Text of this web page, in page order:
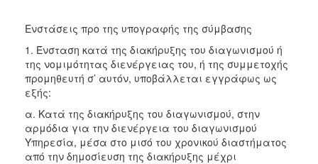
Ενστάσεις προ της υπογραφής της σύμβασης
1. Ένσταση κατά της διακήρυξης του διαγωνισμού ή
της νομιμότητας διενέργειας του, ή της συμμετοχής
προμηθευτή σ’ αυτόν, υποβάλλεται εγγράφως ως
εξής:
α. Κατά της διακήρυξης του διαγωνισμού, στην
αρμόδια για την διενέργεια του διαγωνισμού
Υπηρεσία, μέσα στο μισό του χρονικού διαστήματος
από την δημοσίευση της διακήρυξης μέχρι